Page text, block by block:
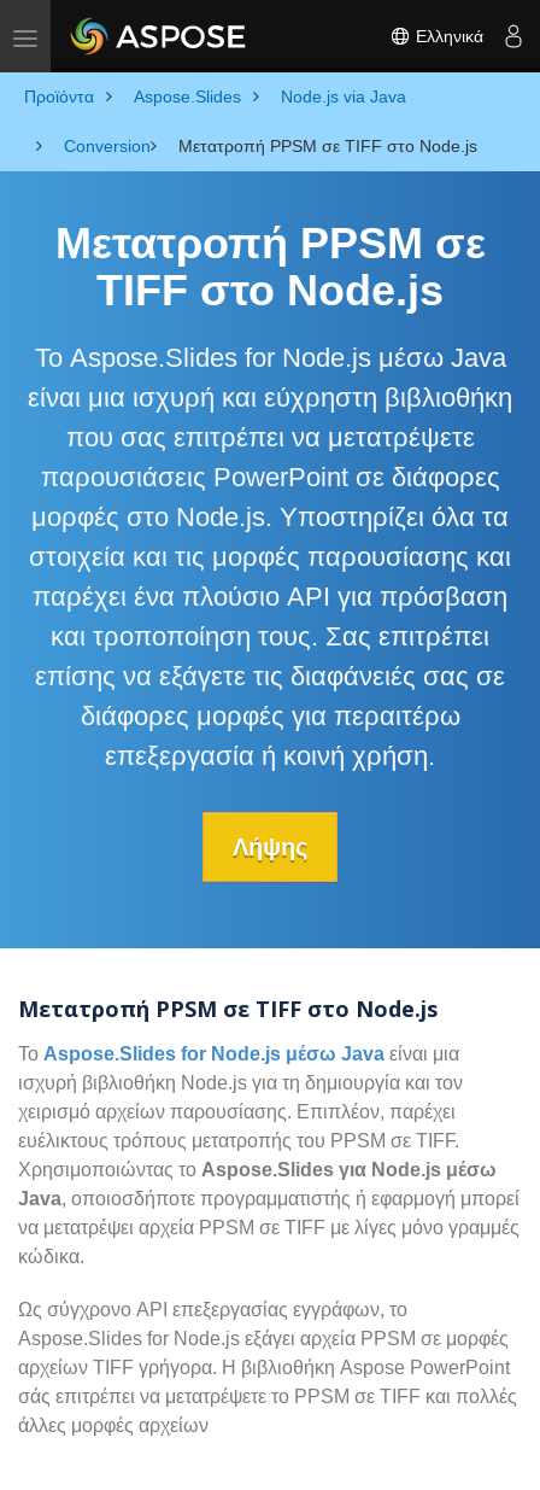
Toggle navigation Ελληνικά
Προϊόντα Aspose.Slides Node.js via Java
Conversion Μετατροπή PPSM σε TIFF στο Node.js
Μετατροπή PPSM σε
TIFF στο Node.js
Το Aspose.Slides for Node.js μέσω Java
είναι μια ισχυρή και εύχρηστη βιβλιοθήκη
που σας επιτρέπει να μετατρέψετε
παρουσιάσεις PowerPoint σε διάφορες
μορφές στο Node.js. Υποστηρίζει όλα τα
στοιχεία και τις μορφές παρουσίασης και
παρέχει ένα πλούσιο API για πρόσβαση
και τροποποίηση τους. Σας επιτρέπει
επίσης να εξάγετε τις διαφάνειές σας σε
διάφορες μορφές για περαιτέρω
επεξεργασία ή κοινή χρήση.
Λήψης
Μετατροπή PPSM σε TIFF στο Node.js
Το Aspose.Slides for Node.js μέσω Java είναι μια
ισχυρή βιβλιοθήκη Node.js για τη δημιουργία και τον
χειρισμό αρχείων παρουσίασης. Επιπλέον, παρέχει
ευέλικτους τρόπους μετατροπής του PPSM σε TIFF.
Χρησιμοποιώντας το Aspose.Slides για Node.js μέσω
Java, οποιοσδήποτε προγραμματιστής ή εφαρμογή μπορεί
να μετατρέψει αρχεία PPSM σε TIFF με λίγες μόνο γραμμές
κώδικα.
Ως σύγχρονο API επεξεργασίας εγγράφων, το
Aspose.Slides for Node.js εξάγει αρχεία PPSM σε μορφές
αρχείων TIFF γρήγορα. Η βιβλιοθήκη Aspose PowerPoint
σάς επιτρέπει να μετατρέψετε το PPSM σε TIFF και πολλές
άλλες μορφές αρχείων